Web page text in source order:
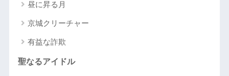
昼に昇る月
京城クリーチャー
有益な詐欺
聖なるアイドル